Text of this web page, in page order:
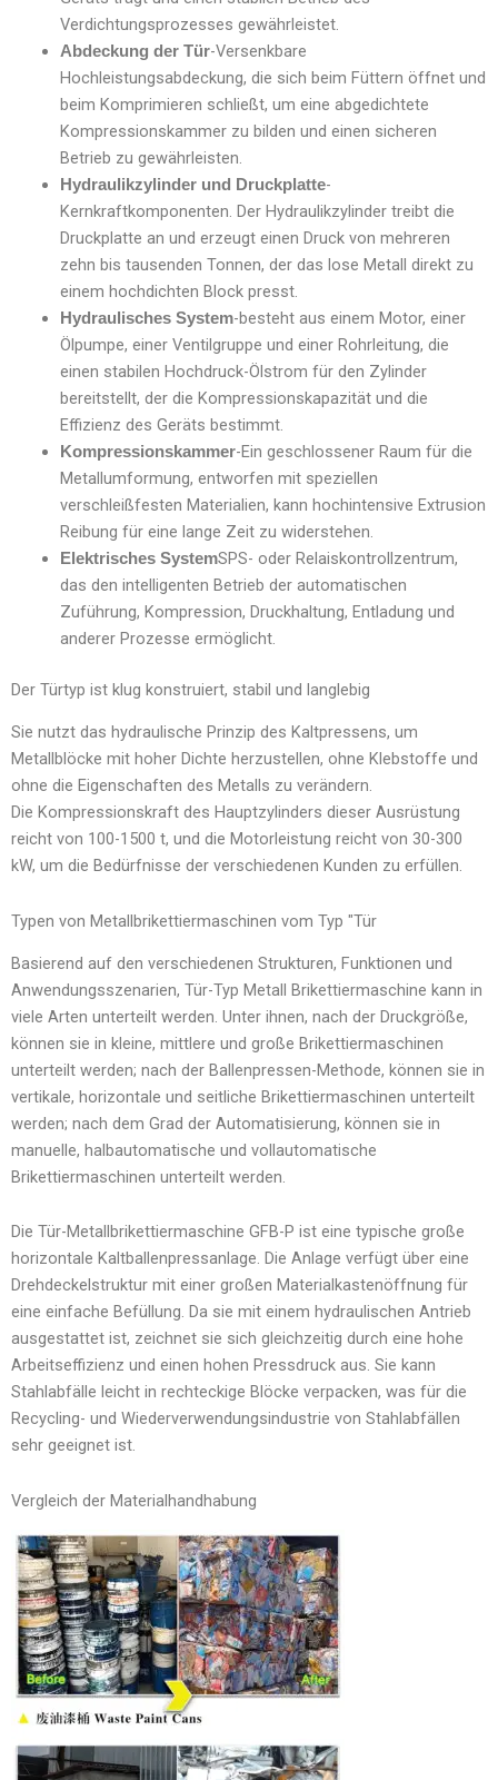
Verdichtungsprozesses gewährleistet.
Abdeckung der Tür-Versenkbare
Hochleistungsabdeckung, die sich beim Füttern öffnet und
beim Komprimieren schließt, um eine abgedichtete
Kompressionskammer zu bilden und einen sicheren
Betrieb zu gewährleisten.
Hydraulikzylinder und Druckplatte-
Kernkraftkomponenten. Der Hydraulikzylinder treibt die
Druckplatte an und erzeugt einen Druck von mehreren
zehn bis tausenden Tonnen, der das lose Metall direkt zu
einem hochdichten Block presst.
Hydraulisches System-besteht aus einem Motor, einer
Ölpumpe, einer Ventilgruppe und einer Rohrleitung, die
einen stabilen Hochdruck-Ölstrom für den Zylinder
bereitstellt, der die Kompressionskapazität und die
Effizienz des Geräts bestimmt.
Kompressionskammer-Ein geschlossener Raum für die
Metallumformung, entworfen mit speziellen
verschleißfesten Materialien, kann hochintensive Extrusion
Reibung für eine lange Zeit zu widerstehen.
Elektrisches SystemSPS- oder Relaiskontrollzentrum,
das den intelligenten Betrieb der automatischen
Zuführung, Kompression, Druckhaltung, Entladung und
anderer Prozesse ermöglicht.
Der Türtyp ist klug konstruiert, stabil und langlebig
Sie nutzt das hydraulische Prinzip des Kaltpressens, um
Metallblöcke mit hoher Dichte herzustellen, ohne Klebstoffe und
ohne die Eigenschaften des Metalls zu verändern.
Die Kompressionskraft des Hauptzylinders dieser Ausrüstung
reicht von 100-1500 t, und die Motorleistung reicht von 30-300
kW, um die Bedürfnisse der verschiedenen Kunden zu erfüllen.
Typen von Metallbrikettiermaschinen vom Typ "Tür
Basierend auf den verschiedenen Strukturen, Funktionen und
Anwendungsszenarien, Tür-Typ Metall Brikettiermaschine kann in
viele Arten unterteilt werden. Unter ihnen, nach der Druckgröße,
können sie in kleine, mittlere und große Brikettiermaschinen
unterteilt werden; nach der Ballenpressen-Methode, können sie in
vertikale, horizontale und seitliche Brikettiermaschinen unterteilt
werden; nach dem Grad der Automatisierung, können sie in
manuelle, halbautomatische und vollautomatische
Brikettiermaschinen unterteilt werden.
Die Tür-Metallbrikettiermaschine GFB-P ist eine typische große
horizontale Kaltballenpressanlage. Die Anlage verfügt über eine
Drehdeckelstruktur mit einer großen Materialkastenöffnung für
eine einfache Befüllung. Da sie mit einem hydraulischen Antrieb
ausgestattet ist, zeichnet sie sich gleichzeitig durch eine hohe
Arbeitseffizienz und einen hohen Pressdruck aus. Sie kann
Stahlabfälle leicht in rechteckige Blöcke verpacken, was für die
Recycling- und Wiederverwendungsindustrie von Stahlabfällen
sehr geeignet ist.
Vergleich der Materialhandhabung